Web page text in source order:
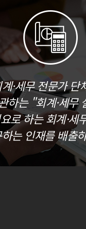
·세무 전문가
하는 "회계·세무
로 하는 회계·세
는 인재를 배출